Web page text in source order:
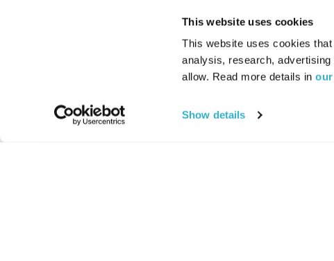
This website uses cookies
This website uses cookies
analysis, research,
allow. Read more details in
Show details